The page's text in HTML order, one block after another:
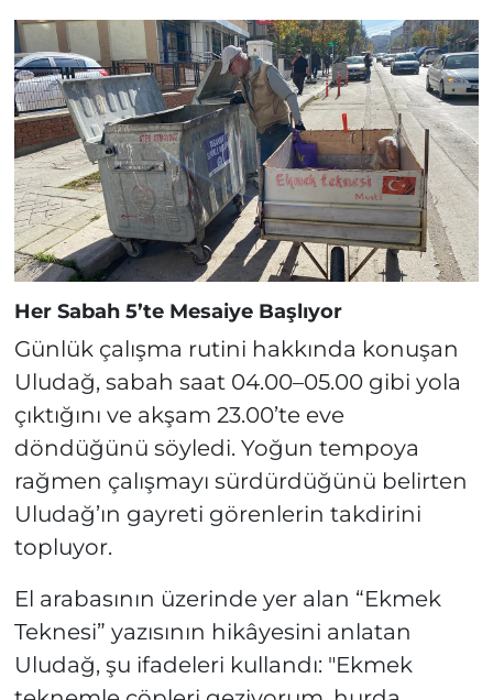
Her Sabah 5’te Mesaiye Başlıyor
Günlük çalışma rutini hakkında konuşan
Uludağ, sabah saat 04.00–05.00 gibi yola
çıktığını ve akşam 23.00’te eve
döndüğünü söyledi. Yoğun tempoya
rağmen çalışmayı sürdürdüğünü belirten
Uludağ’ın gayreti görenlerin takdirini
topluyor.
El arabasının üzerinde yer alan “Ekmek
Teknesi” yazısının hikâyesini anlatan
Uludağ, şu ifadeleri kullandı: "Ekmek